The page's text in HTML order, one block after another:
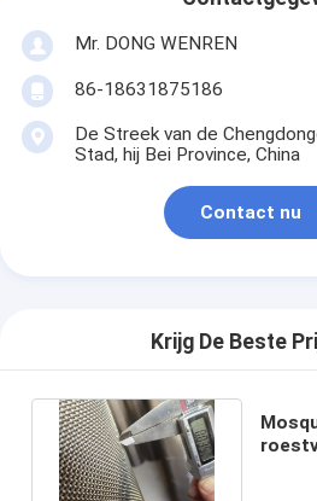
Mr. DONG WENREN
86-18631875186
De Streek van de
Stad, hij Bei Province, China
Contact nu
Krijg De Beste